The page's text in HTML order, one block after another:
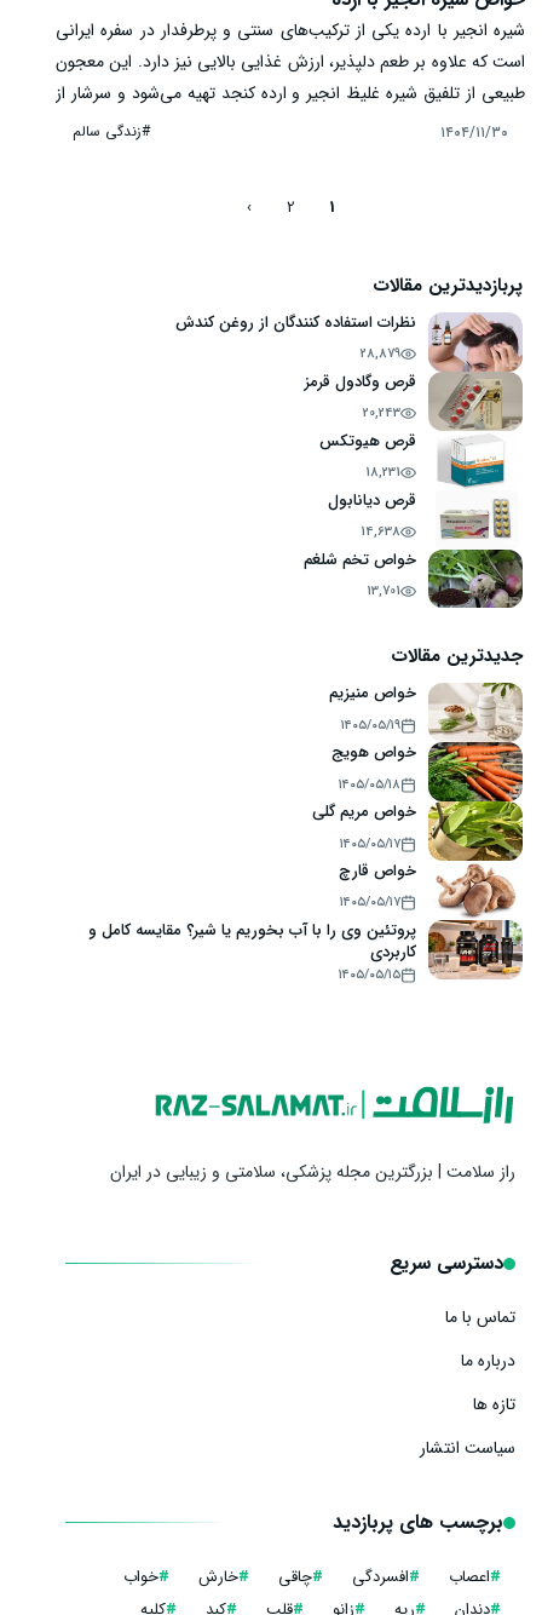
شیره انجیر با ارده یکی از ترکیب‌های سنتی و پرطرفدار در سفره ایرانی
است که علاوه بر طعم دلپذیر، ارزش غذایی بالایی نیز دارد. این معجون
طبیعی از تلفیق شیره غلیظ انجیر و ارده کنجد تهیه می‌شود و سرشار از
مواد معدنی، فیبر، آهن و چربی‌های مفید است. بسیاری از افراد آن را
۱۴۰۴/۱۱/۳۰ #زندگی سالم
1
2
›
پربازدیدترین مقالات
نظرات استفاده کنندگان از روغن کندش
28,879
قرص وگادول قرمز
20,243
قرص هیوتکس
18,231
قرص دیانابول
14,638
خواص تخم شلغم
13,701
جدیدترین مقالات
خواص منیزیم
۱۴۰۵/۰۵/۱۹
خواص هویج
۱۴۰۵/۰۵/۱۸
خواص مریم گلی
۱۴۰۵/۰۵/۱۷
خواص قارچ
۱۴۰۵/۰۵/۱۷
پروتئین وی را با آب بخوریم یا شیر؟ مقایسه کامل و
کاربردی
۱۴۰۵/۰۵/۱۵
راز سلامت | بزرگترین مجله پزشکی، سلامتی و زیبایی در ایران
دسترسی سریع
تماس با ما
درباره ما
تازه ها
سیاست انتشار
برچسب های پربازدید
#اعصاب #افسردگی #چاقی #خارش #خواب
#دندان #ریه #زانو #قلب #کبد #کلیه